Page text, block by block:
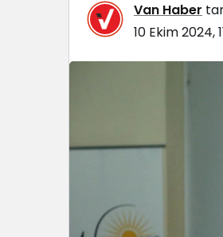
Van Haber
10 Ekim 2024,